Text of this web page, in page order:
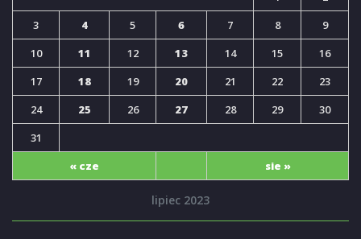
lipiec 2023
« cze sie »
3
4 5 6 7 8
9
10
11 12 13 14 15
16
17
18 19 20 21 22
23
24
25 26 27 28 29
30
31